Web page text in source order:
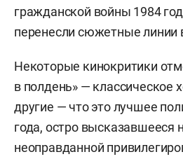
гражданской войны 1984
перенесли сюжетные линии
Некоторые кинокритики
в полдень» — классическое
другие — что это лучшее
года, остро высказавшееся
неоправданной